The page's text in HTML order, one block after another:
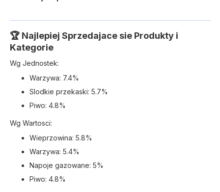
🏆 Najlepiej Sprzedajace sie Produkty i
Kategorie
Wg Jednostek:
Warzywa: 7.4%
Slodkie przekaski: 5.7%
Piwo: 4.8%
Wg Wartosci:
Wieprzowina: 5.8%
Warzywa: 5.4%
Napoje gazowane: 5%
Piwo: 4.8%